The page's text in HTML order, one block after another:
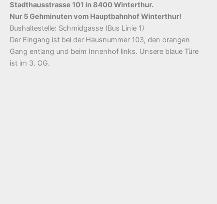
Stadthausstrasse 101 in 8400 Winterthur.
Nur 5 Gehminuten vom Hauptbahnhof Winterthur!
Bushaltestelle: Schmidgasse (Bus Linie 1)
Der Eingang ist bei der Hausnummer 103, den orangen
Gang entlang und beim Innenhof links. Unsere blaue Türe
ist im 3. OG.